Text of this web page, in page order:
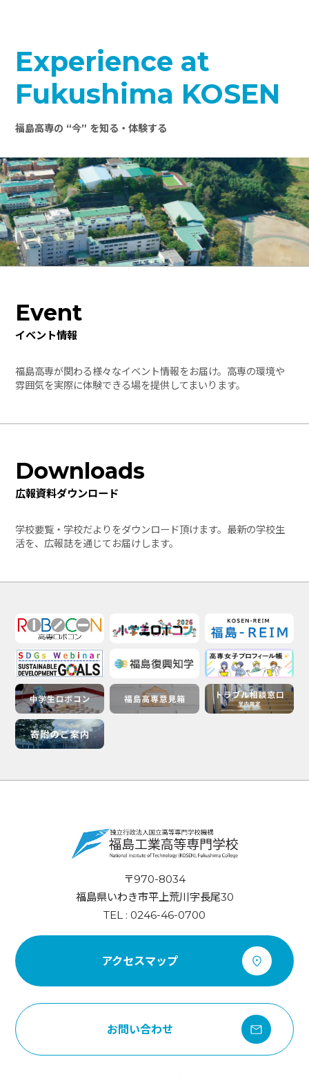
Experience at
Fukushima KOSEN
福島高専の “今” を知る・体験する
Event
イベント情報
福島高専が関わる様々なイベント情報をお届け。高専の環境や
雰囲気を実際に体験できる場を提供してまいります。
Downloads
広報資料ダウンロード
学校要覧・学校だよりをダウンロード頂けます。最新の学校生
活を、広報誌を通じてお届けします。
〒970-8034
福島県いわき市平上荒川字長尾30
TEL : 0246-46-0700
アクセスマップ
お問い合わせ